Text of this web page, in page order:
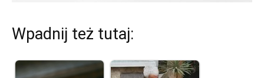
Wpadnij też tutaj: